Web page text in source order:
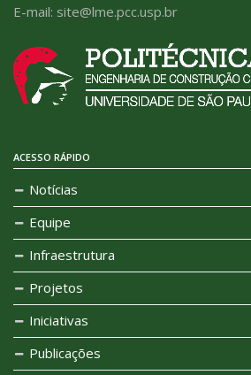
E-mail: site@lme.pcc.usp.br
ACESSO RÁPIDO
Notícias
Equipe
Infraestrutura
Projetos
Iniciativas
Publicações